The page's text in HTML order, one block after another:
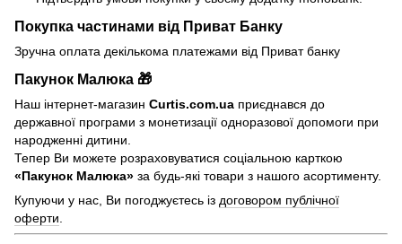
Покупка частинами від Приват Банку
Зручна оплата декількома платежами від Приват банку
Пакунок Малюка 🎁
Наш інтернет-магазин Curtis.com.ua приєднався до
державної програми з монетизації одноразової допомоги при
народженні дитини.
Тепер Ви можете розраховуватися соціальною карткою
«Пакунок Малюка» за будь-які товари з нашого асортименту.
Купуючи у нас, Ви погоджуєтесь із договором публічної
оферти